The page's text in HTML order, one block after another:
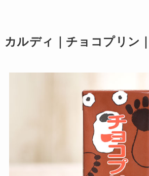
カルディ｜チョコプリン